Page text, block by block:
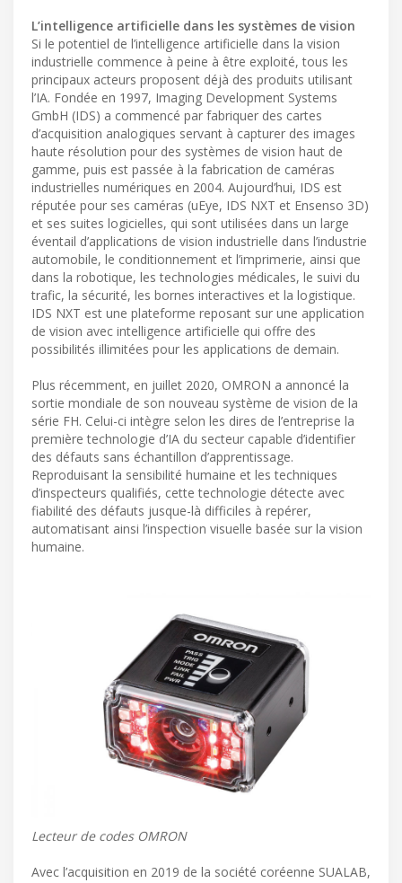
L’intelligence artificielle dans les systèmes de vision
Si le potentiel de l’intelligence artificielle dans la vision
industrielle commence à peine à être exploité, tous les
principaux acteurs proposent déjà des produits utilisant
l’IA. Fondée en 1997, Imaging Development Systems
GmbH (IDS) a commencé par fabriquer des cartes
d’acquisition analogiques servant à capturer des images
haute résolution pour des systèmes de vision haut de
gamme, puis est passée à la fabrication de caméras
industrielles numériques en 2004. Aujourd’hui, IDS est
réputée pour ses caméras (uEye, IDS NXT et Ensenso 3D)
et ses suites logicielles, qui sont utilisées dans un large
éventail d’applications de vision industrielle dans l’industrie
automobile, le conditionnement et l’imprimerie, ainsi que
dans la robotique, les technologies médicales, le suivi du
trafic, la sécurité, les bornes interactives et la logistique.
IDS NXT est une plateforme reposant sur une application
de vision avec intelligence artificielle qui offre des
possibilités illimitées pour les applications de demain.
Plus récemment, en juillet 2020, OMRON a annoncé la
sortie mondiale de son nouveau système de vision de la
série FH. Celui-ci intègre selon les dires de l’entreprise la
première technologie d’IA du secteur capable d’identifier
des défauts sans échantillon d’apprentissage.
Reproduisant la sensibilité humaine et les techniques
d’inspecteurs qualifiés, cette technologie détecte avec
fiabilité des défauts jusque-là difficiles à repérer,
automatisant ainsi l’inspection visuelle basée sur la vision
humaine.
Lecteur de codes OMRON
Avec l’acquisition en 2019 de la société coréenne SUALAB,